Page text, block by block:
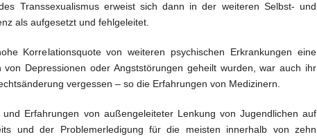
Transsexualismus erweist sich dann in der weiteren Selbst- und
als aufgesetzt und fehlgeleitet.
Korrelationsquote von weiteren psychischen Erkrankungen eine
von Depressionen oder Angststörungen geheilt wurden, war auch ihr
vergessen – so die Erfahrungen von Medizinern.
Erfahrungen von außengeleiteter Lenkung von Jugendlichen auf
und der Problemerledigung für die meisten innerhalb von zehn